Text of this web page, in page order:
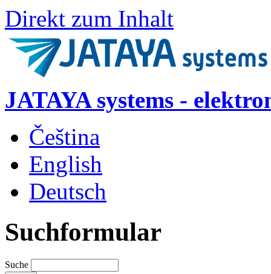
Direkt zum Inhalt
JATAYA systems -
Čeština
English
Deutsch
Suchformular
Suche